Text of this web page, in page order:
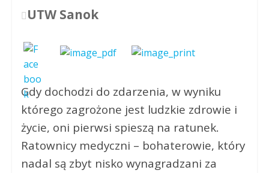
UTW Sanok
Gdy dochodzi do zdarzenia, w wyniku
którego zagrożone jest ludzkie zdrowie i
życie, oni pierwsi spieszą na ratunek.
Ratownicy medyczni – bohaterowie, który
nadal są zbyt nisko wynagradzani za